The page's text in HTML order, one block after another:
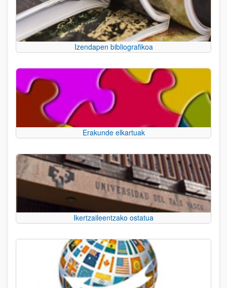
Izendapen bibliografikoa
Erakunde elkartuak
Ikertzaileentzako ostatua